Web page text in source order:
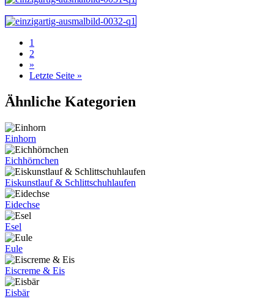
1
2
»
Letzte Seite »
Ähnliche Kategorien
Einhorn
Eichhörnchen
Eiskunstlauf & Schlittschuhlaufen
Eidechse
Esel
Eule
Eiscreme & Eis
Eisbär